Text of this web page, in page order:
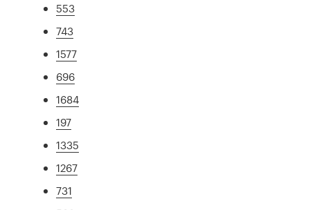
553
743
1577
696
1684
197
1335
1267
731